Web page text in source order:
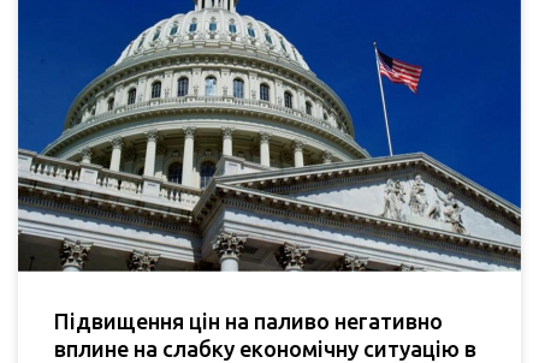
Підвищення цін на паливо негативно
вплине на слабку економічну ситуацію в